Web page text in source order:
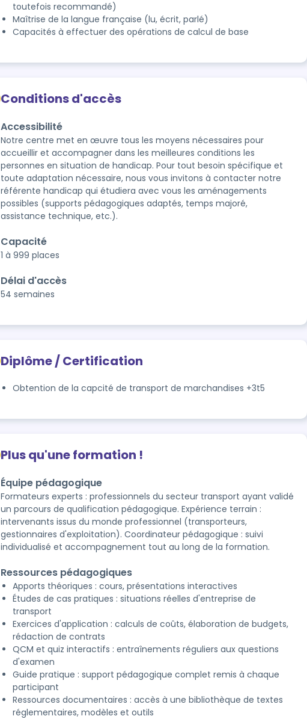
toutefois recommandé)
Maîtrise de la langue française (lu, écrit, parlé)
Capacités à effectuer des opérations de calcul de base
Conditions d'accès
Accessibilité
Notre centre met en œuvre tous les moyens nécessaires pour
accueillir et accompagner dans les meilleures conditions les
personnes en situation de handicap. Pour tout besoin spécifique et
toute adaptation nécessaire, nous vous invitons à contacter notre
référente handicap qui étudiera avec vous les aménagements
possibles (supports pédagogiques adaptés, temps majoré,
assistance technique, etc.).
Capacité
1 à 999 places
Délai d'accès
54 semaines
Diplôme / Certification
Obtention de la capcité de transport de marchandises +3t5
Plus qu'une formation !
Équipe pédagogique
Formateurs experts : professionnels du secteur transport ayant validé
un parcours de qualification pédagogique. Expérience terrain :
intervenants issus du monde professionnel (transporteurs,
gestionnaires d'exploitation). Coordinateur pédagogique : suivi
individualisé et accompagnement tout au long de la formation.
Ressources pédagogiques
Apports théoriques : cours, présentations interactives
Études de cas pratiques : situations réelles d'entreprise de
transport
Exercices d'application : calculs de coûts, élaboration de budgets,
rédaction de contrats
QCM et quiz interactifs : entraînements réguliers aux questions
d'examen
Guide pratique : support pédagogique complet remis à chaque
participant
Ressources documentaires : accès à une bibliothèque de textes
réglementaires, modèles et outils